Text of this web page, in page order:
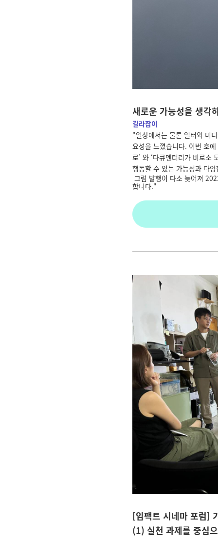
새로운 가능성을 생각
길라잡이
"일상에서는 물론 일터와 미
요성을 느꼈습니다. 이번 호
로’ 와 ‘다큐멘터리가 비로
행동할 수 있는 가능성과 다
그럼 발행이 다소 늦어져
합니다."
[임팩트 시네마 포럼]
(1) 실천 과제를 중심